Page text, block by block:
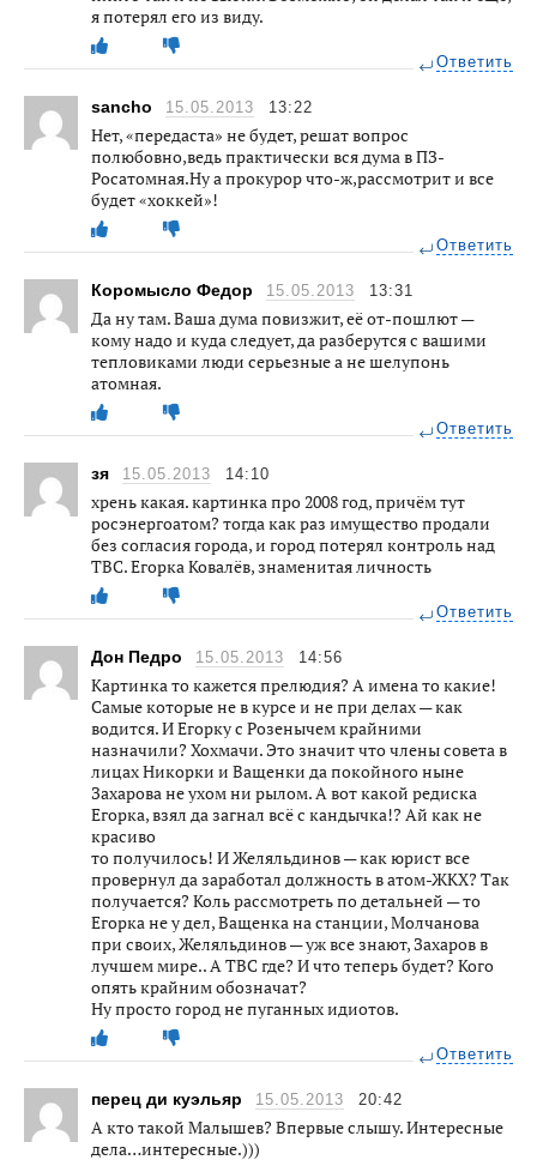
я потерял его из виду.
Ответить
sancho 15.05.2013 13:22
Нет, «передаста» не будет, решат вопрос
полюбовно,ведь практически вся дума в ПЗ-
Росатомная.Ну а прокурор что-ж,рассмотрит и все
будет «хоккей»!
Ответить
Коромысло Федор 15.05.2013 13:31
Да ну там. Ваша дума повизжит, её от-пошлют —
кому надо и куда следует, да разберутся с вашими
тепловиками люди серьезные а не шелупонь
атомная.
Ответить
зя 15.05.2013 14:10
хрень какая. картинка про 2008 год, причём тут
росэнергоатом? тогда как раз имущество продали
без согласия города, и город потерял контроль над
ТВС. Егорка Ковалёв, знаменитая личность
Ответить
Дон Педро 15.05.2013 14:56
Картинка то кажется прелюдия? А имена то какие!
Самые которые не в курсе и не при делах — как
водится. И Егорку с Розенычем крайними
назначили? Хохмачи. Это значит что члены совета в
лицах Никорки и Ващенки да покойного ныне
Захарова не ухом ни рылом. А вот какой редиска
Егорка, взял да загнал всё с кандычка!? Ай как не
красиво
то получилось! И Желяльдинов — как юрист все
провернул да заработал должность в атом-ЖКХ? Так
получается? Коль рассмотреть по детальней — то
Егорка не у дел, Ващенка на станции, Молчанова
при своих, Желяльдинов — уж все знают, Захаров в
лучшем мире.. А ТВС где? И что теперь будет? Кого
опять крайним обозначат?
Ну просто город не пуганных идиотов.
Ответить
перец ди куэльяр 15.05.2013 20:42
А кто такой Малышев? Впервые слышу. Интересные
дела…интересные.)))